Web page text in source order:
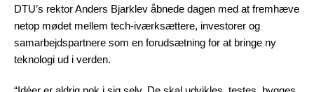
DTU’s rektor Anders Bjarklev åbnede dagen med at fremhæve
netop mødet mellem tech-iværksættere, investorer og
samarbejdspartnere som en forudsætning for at bringe ny
teknologi ud i verden.